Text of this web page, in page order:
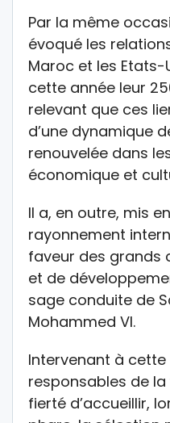
Par la même
évoqué les
Maroc et les
cette année leur
relevant que ces
d’une dynamique
renouvelée dans
économique et
Il a, en outre, mis
rayonnement
faveur des grands
et de
sage conduite de
Mohammed VI.
Intervenant à
responsables de
fierté d’accueillir,